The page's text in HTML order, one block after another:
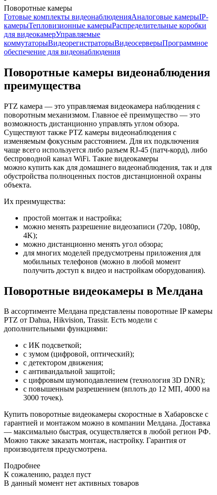
Поворотные камеры
Готовые комплекты видеонаблюденияАналоговые камерыIP-
камерыТепловизионные камерыРаспределительные коробки
для видеокамерУправляемые
коммутаторыВидеорегистраторыВидеосерверыПрограммное
обеспечение для видеонаблюдения
Поворотные камеры видеонаблюдения
преимущества
PTZ камера — это управляемая видеокамера наблюдения с
поворотным механизмом. Главное её преимущество — это
возможность дистанционно управлять углом обзора.
Существуют также PTZ камеры видеонаблюдения с
изменяемым фокусным расстоянием. Для их подключения
чаще всего используется либо разъем RJ-45 (патч-корд), либо
беспроводной канал WiFi. Такие видеокамеры
можно купить как для домашнего видеонаблюдения, так и для
обустройства полноценных постов дистанционной охраны
объекта.
Их преимущества:
простой монтаж и настройка;
можно менять разрешение видеозаписи (720p, 1080p,
4K);
можно дистанционно менять угол обзора;
для многих моделей предусмотрены приложения для
мобильных телефонов (можно в любой момент
получить доступ к видео и настройкам оборудования).
Поворотные видеокамеры в Мелдана
В ассортименте Мелдана представлены поворотные IP камеры
PTZ от Dahua, Hikvision, Trassir. Есть модели с
дополнительными функциями:
с ИК подсветкой;
с зумом (цифровой, оптический);
с детектором движения;
с антивандальной защитой;
с цифровым шумоподавлением (технология 3D DNR);
с повышенным разрешением (вплоть до 12 МП, 4000 на
3000 точек).
Купить поворотные видеокамеры скоростные в Хабаровске с
гарантией и монтажом можно в компании Мелдана. Доставка
— максимально быстрая, осуществляется в любой регион РФ.
Можно также заказать монтаж, настройку. Гарантия от
производителя предусмотрена.
Подробнее
К сожалению, раздел пуст
В данный момент нет активных товаров